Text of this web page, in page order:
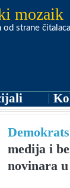
mozaik
od strane čitalaca
medija i
novinara